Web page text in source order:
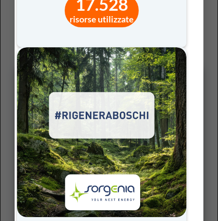
17.528
risorse utilizzate
In questi contesti, il pensiero viene costantemente
messo alla prova, riorganizzato e migliorato, rafforzando
messi in atto.
SCOPRI ANCHE…
SCOPRI I PERCORSI STEM